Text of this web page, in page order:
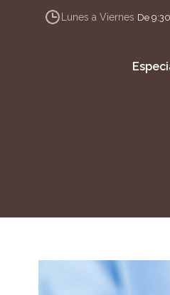
Lunes a Viernes De